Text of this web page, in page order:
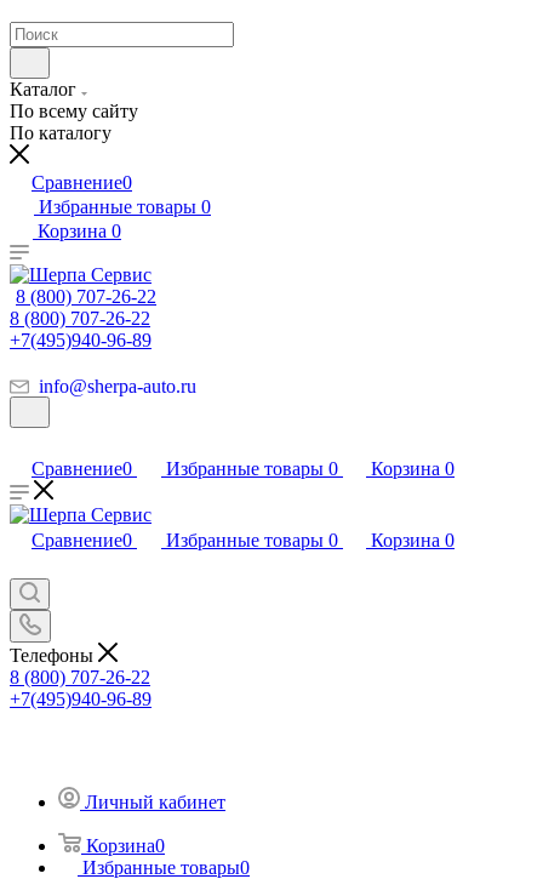
Каталог
По всему сайту
По каталогу
Сравнение0
Избранные товары 0
Корзина 0
8 (800) 707-26-22
8 (800) 707-26-22
+7(495)940-96-89
info@sherpa-auto.ru
Сравнение0 Избранные товары 0 Корзина 0
Сравнение0 Избранные товары 0 Корзина 0
Телефоны
8 (800) 707-26-22
+7(495)940-96-89
Личный кабинет
Корзина0
Избранные товары0